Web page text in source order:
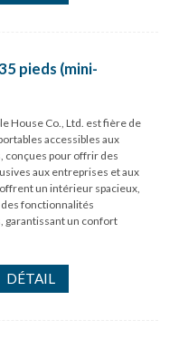
pieds (mini-
House Co., Ltd. est fière de
accessibles aux
conçues pour offrir des
aux entreprises et aux
un intérieur spacieux,
fonctionnalités
garantissant un confort
DÉTAIL